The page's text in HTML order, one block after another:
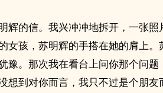
辉的信。我兴冲冲地拆开，一张照
女孩，苏明辉的手搭在她的肩上。
豫。那次我在看台上问你那个问题
想到对你而言，我只不过是个朋友